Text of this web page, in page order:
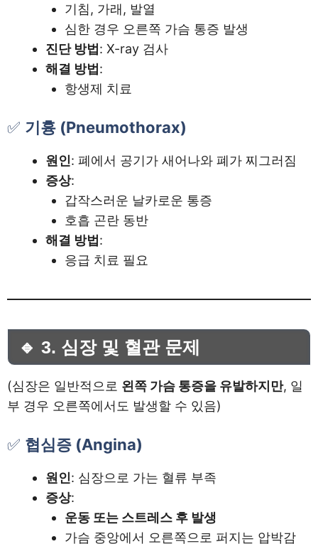
기침, 가래, 발열
심한 경우 오른쪽 가슴 통증 발생
진단 방법: X-ray 검사
해결 방법:
항생제 치료
✅ 기흉 (Pneumothorax)
원인: 폐에서 공기가 새어나와 폐가 찌그러짐
증상:
갑작스러운 날카로운 통증
호흡 곤란 동반
해결 방법:
응급 치료 필요
🔹 3. 심장 및 혈관 문제
(심장은 일반적으로 왼쪽 가슴 통증을 유발하지만, 일
부 경우 오른쪽에서도 발생할 수 있음)
✅ 협심증 (Angina)
원인: 심장으로 가는 혈류 부족
증상:
운동 또는 스트레스 후 발생
가슴 중앙에서 오른쪽으로 퍼지는 압박감